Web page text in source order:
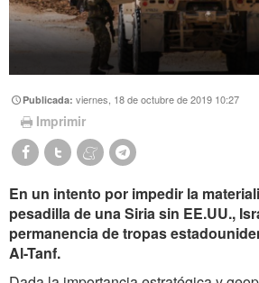
Publicada:viernes, 18 de octubre de 2019 10:27
Imprimir
En un intento por impedir la
pesadilla de una Siria sin EE.UU.,
permanencia de tropas
Al-Tanf.